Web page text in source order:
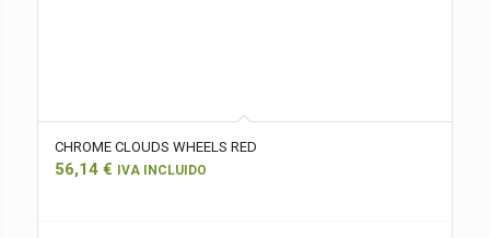
CHROME CLOUDS WHEELS RED
56,14 € IVA INCLUIDO